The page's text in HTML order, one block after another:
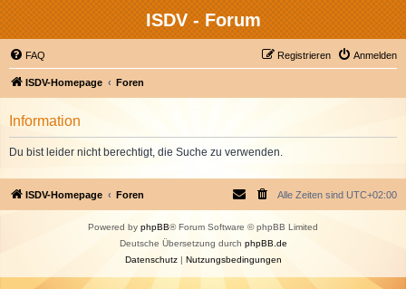
ISDV - Forum
FAQ Anmelden
Registrieren
ISDV-Homepage Foren
Information
Du bist leider nicht berechtigt, die Suche zu verwenden.
ISDV-Homepage Foren Alle Zeiten sind UTC+02:00
Powered by phpBB® Forum Software © phpBB Limited
Deutsche Übersetzung durch phpBB.de
Datenschutz| Nutzungsbedingungen